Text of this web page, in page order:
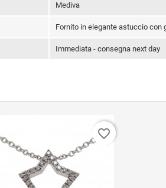
Mediva
Fornito in elegante astuccio con
Immediata - consegna next day
favorite_border